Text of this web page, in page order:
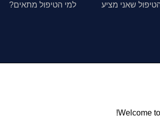
שאני מציע למי הטיפול מתאים?
Welcome